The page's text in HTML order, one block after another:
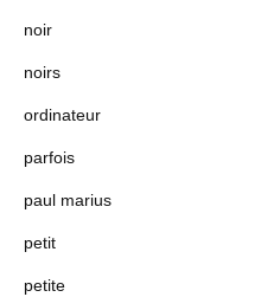
noir
noirs
ordinateur
parfois
paul marius
petit
petite